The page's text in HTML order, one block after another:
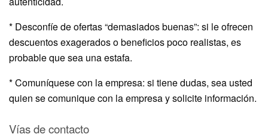
* Desconfíe de ofertas “demasiados buenas”: si le ofrecen
descuentos exagerados o beneficios poco realistas, es
probable que sea una estafa.
* Comuníquese con la empresa: si tiene dudas, sea usted
quien se comunique con la empresa y solicite información.
Vías de contacto